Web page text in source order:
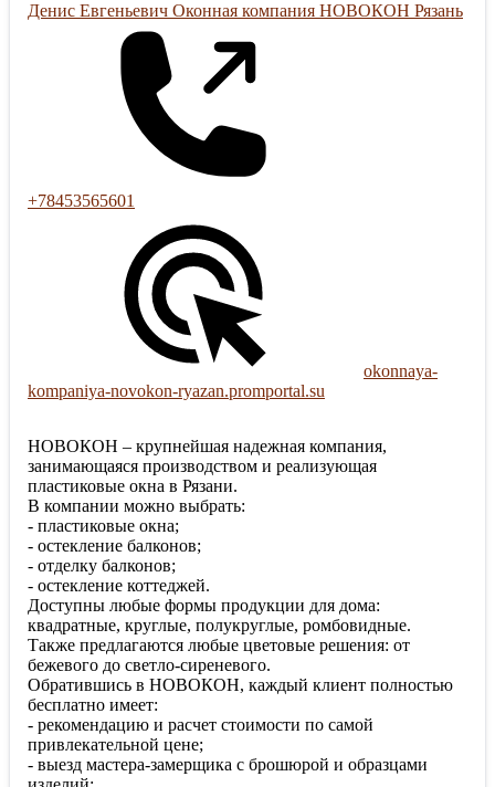
Денис Евгеньевич Оконная компания НОВОКОН Рязань
+78453565601
okonnaya-
kompaniya-novokon-ryazan.promportal.su
НОВОКОН – крупнейшая надежная компания,
занимающаяся производством и реализующая
пластиковые окна в Рязани.
В компании можно выбрать:
- пластиковые окна;
- остекление балконов;
- отделку балконов;
- остекление коттеджей.
Доступны любые формы продукции для дома:
квадратные, круглые, полукруглые, ромбовидные.
Также предлагаются любые цветовые решения: от
бежевого до светло-сиреневого.
Обратившись в НОВОКОН, каждый клиент полностью
бесплатно имеет:
- рекомендацию и расчет стоимости по самой
привлекательной цене;
- выезд мастера-замерщика с брошюрой и образцами